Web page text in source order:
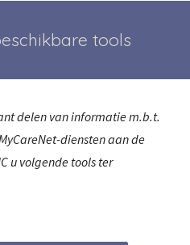
tools
delen van informatie m.b.t.
diensten aan de
u volgende tools ter